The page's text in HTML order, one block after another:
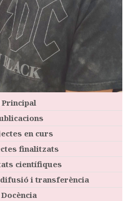
en curs
finalitzats
científiques
i transferència